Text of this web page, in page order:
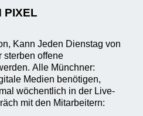
PIXEL
Kann Jeden Dienstag von
sterben offene
Alle Münchner:
Medien benötigen,
wöchentlich in der Live-
mit den Mitarbeitern: